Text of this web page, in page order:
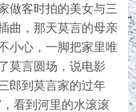
做客时拍的美女与三
曲，那天莫言的母亲
小心，一脚把家里唯
莫言圆场，说电影
郎到莫言家的过年
看到河里的水滚滚